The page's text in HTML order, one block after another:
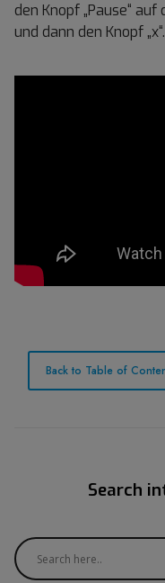
den Knopf „Pause“
und dann den Knopf „x“.
Back to Table of
Search